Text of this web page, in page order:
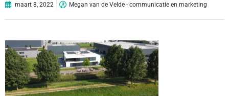
maart 8, 2022 Megan van de Velde - communicatie en marketing